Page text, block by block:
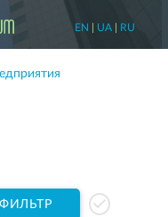
EN UA| RU
ФИЛЬТР